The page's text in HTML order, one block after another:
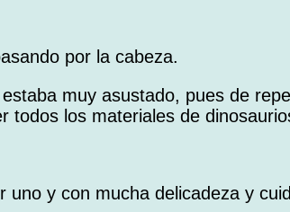
por la cabeza.
muy asustado, pues de
todos los materiales de
y con mucha delicadeza y